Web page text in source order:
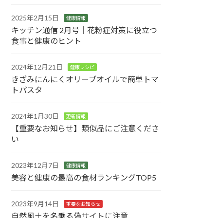
2025年2月15日 健康情報
キッチン通信 2月号｜花粉症対策に役立つ
食事と健康のヒント
2024年12月21日 健康レシピ
きざみにんにくオリーブオイルで簡単トマ
トパスタ
2024年1月30日 更新情報
【重要なお知らせ】類似品にご注意くださ
い
2023年12月7日 健康情報
美容と健康の最高の食材ランキングTOP5
2023年9月14日 重要なお知らせ
自然風土を名乗る偽サイトに注意